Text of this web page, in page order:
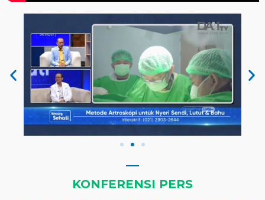
KONFERENSI PERS